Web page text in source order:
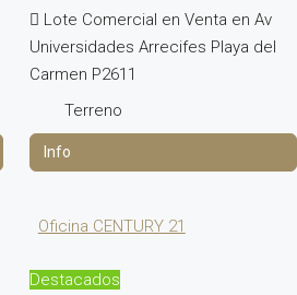
Lote Comercial en Venta en Av
Universidades Arrecifes Playa del
Carmen P2611
Terreno
Oficina CENTURY 21
Destacados